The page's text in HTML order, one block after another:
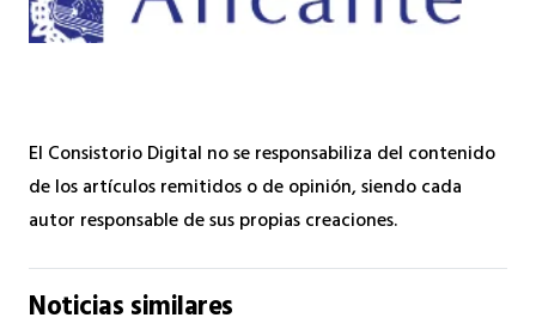
El Consistorio Digital no se responsabiliza del contenido
de los artículos remitidos o de opinión, siendo cada
autor responsable de sus propias creaciones.
Noticias similares